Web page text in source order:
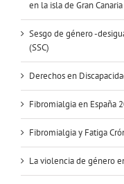
en la isla de Gran Canaria
Sesgo de género -
(SSC)
Derechos en
Fibromialgia en España
Fibromialgia y Fatiga
La violencia de género